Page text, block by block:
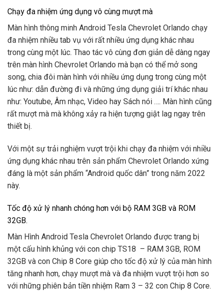
Chạy đa nhiệm ứng dụng vô cùng mượt mà
Màn hình thông minh Android Tesla Chevrolet Orlando chạy
đa nhiệm nhiều tab vụ với rất nhiều ứng dụng khác nhau
trong cùng một lúc. Thao tác vô cùng đơn giản dễ dàng ngay
trên màn hình Chevrolet Orlando mà bạn có thể mở song
song, chia đôi màn hình với nhiều ứng dụng trong cùng một
lúc như: dẫn đường đi và những ứng dụng giải trí khác nhau
như: Youtube, Âm nhạc, Video hay Sách nói …. Màn hình cũng
rất mượt mà mà không xảy ra hiện tượng giật lag ngay trên
thiết bị.
Với một sự trải nghiệm vượt trội khi chạy đa nhiệm với nhiều
ứng dụng khác nhau trên sản phẩm Chevrolet Orlando xứng
đáng là một sản phẩm “Android quốc dân” trong năm 2022
này.
Tốc độ xử lý nhanh chóng hơn với bộ RAM 3GB và ROM
32GB.
Màn Hình Android Tesla Chevrolet Orlando được trang bị
một cấu hình khủng với con chip TS18 – RAM 3GB, ROM
32GB và con Chip 8 Core giúp cho tốc độ xử lý của màn hình
tăng nhanh hơn, chạy mượt mà và đa nhiệm vượt trội hơn so
với những phiên bản tiền nhiệm Ram 3 – 32 con Chip 8 Core.